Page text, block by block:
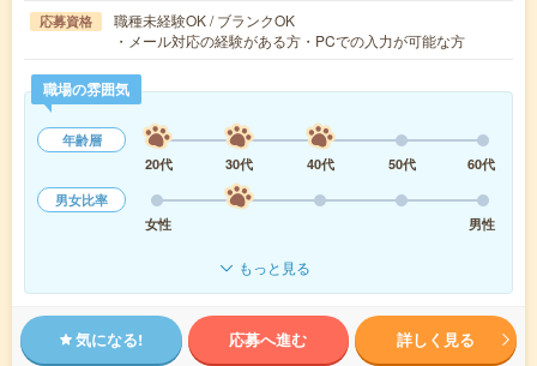
応募資格
職種未経験OK / ブランクOK
・メール対応の経験がある方・PCでの入力が可能な方
職場の雰囲気
年齢層
20代
30代 40代 50代
60代
男女比率
女性
男性
もっと見る
気になる! 応募へ進む 詳しく見る